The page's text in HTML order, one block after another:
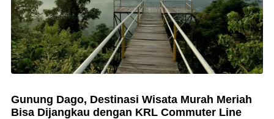
Gunung Dago, Destinasi Wisata Murah Meriah
Bisa Dijangkau dengan KRL Commuter Line